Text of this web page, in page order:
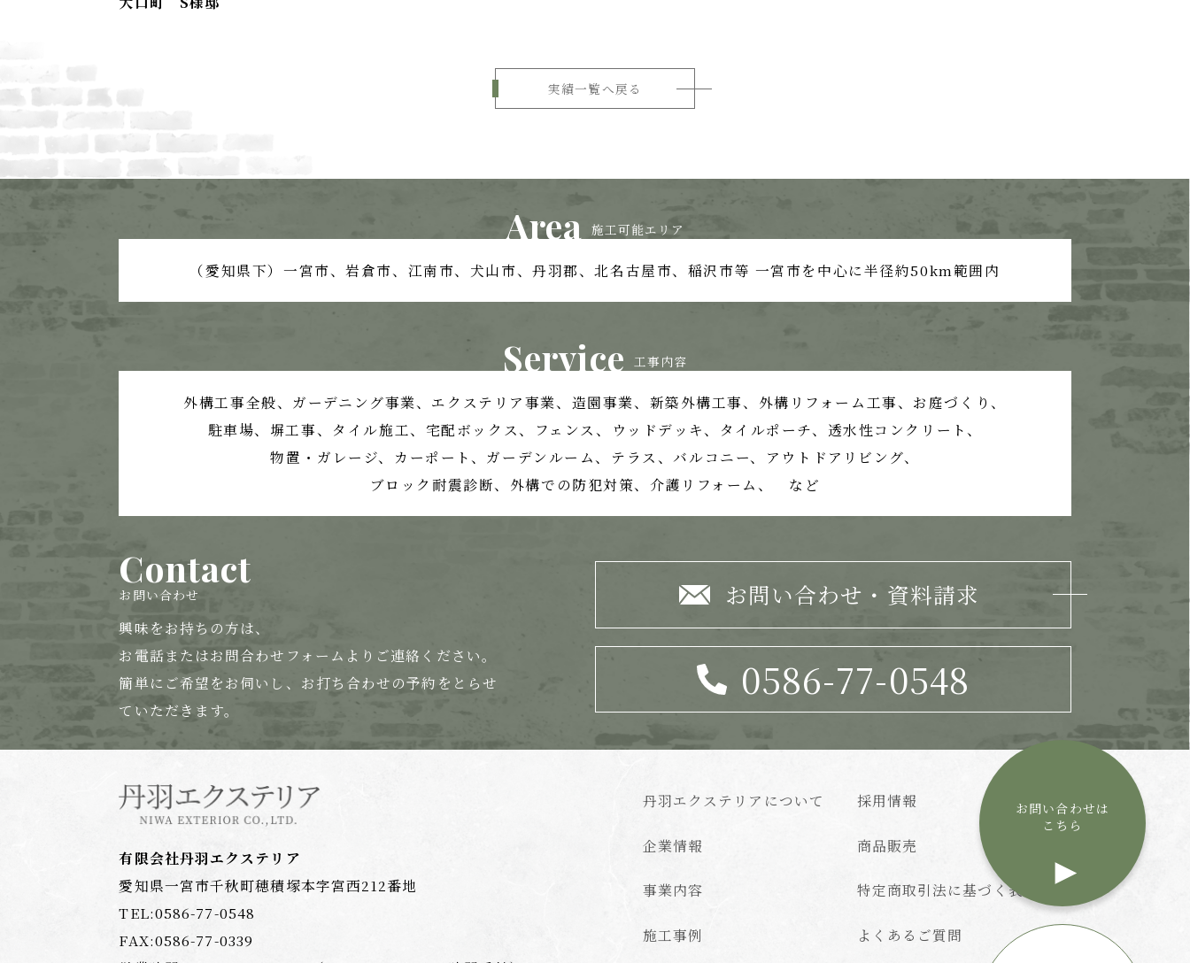
お問い合わせは
こちら
実績一覧へ戻る
Area 施工可能エリア
（愛知県下）一宮市、岩倉市、江南市、 犬山市、丹羽郡、北名古屋市、稲沢市等 一宮市を中心に半径約50km範囲内
Service 工事内容
外構工事全般、ガーデニング事業、 エクステリア事業、造園事業、 新築外構工事、外構リフォーム工事、 お庭づくり、
駐車場、塀工事、 タイル施工、宅配ボックス、フェンス、 ウッドデッキ、タイルポーチ、 透水性コンクリート、
物置・ガレージ、 カーポート、ガーデンルーム、テラス、バルコニー、アウトドアリビング、
ブロック耐震診断、外構での防犯対策、 介護リフォーム、 など
Contact
お問い合わせ
興味をお持ちの方は、
お電話またはお問合わせフォームよりご連絡ください。
簡単にご希望をお伺いし、お打ち合わせの予約をとらせ
ていただきます。
お問い合わせ・資料請求
0586-77-0548
有限会社丹羽エクステリア
愛知県一宮市千秋町穂積塚本字宮西212番地
TEL:0586-77-0548
FAX:0586-77-0339
丹羽エクステリアについて
企業情報
事業内容
施工事例
採用情報
商品販売
特定商取引法に基づく表記
よくあるご質問